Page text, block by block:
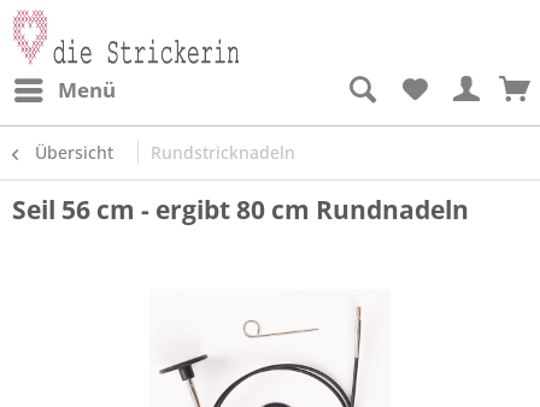
Menü
Übersicht Rundstricknadeln
Seil 56 cm - ergibt 80 cm Rundnadeln